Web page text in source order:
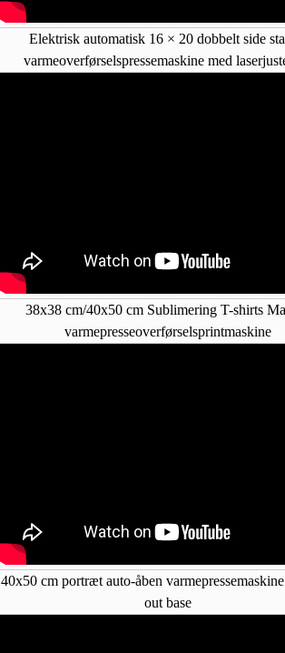
Elektrisk automatisk 16 × 20 dobbelt side
varmeoverførselspressemaskine med
38x38 cm/40x50 cm Sublimering T-shirts
varmepresseoverførselsprintmaskine
40x50 cm portræt auto-åben
out base